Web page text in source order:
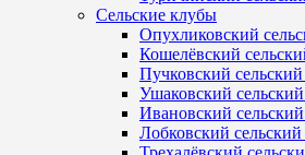
Сельские клубы
Опухликовский
Кошелёвский
Пучковский
Ушаковский
Ивановский
Лобковский